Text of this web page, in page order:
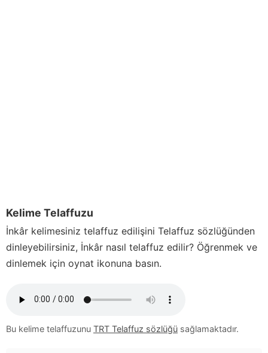
Kelime Telaffuzu
İnkâr kelimesiniz telaffuz edilişini Telaffuz sözlüğünden
dinleyebilirsiniz, İnkâr nasıl telaffuz edilir? Öğrenmek ve
dinlemek için oynat ikonuna basın.
Bu kelime telaffuzunu TRT Telaffuz sözlüğü sağlamaktadır.